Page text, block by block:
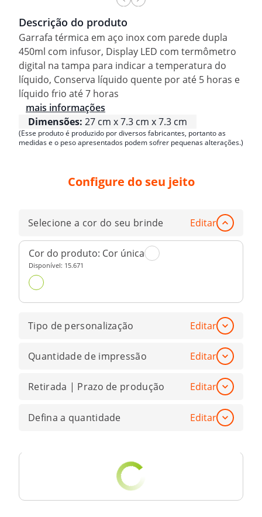
Descrição do produto
Garrafa térmica em aço inox com parede dupla
450ml com infusor, Display LED com termômetro
digital na tampa para indicar a temperatura do
líquido, Conserva líquido quente por até 5 horas e
líquido frio até 7 horas
mais informações
Dimensões: 27 cm x 7.3 cm x 7.3 cm
(Esse produto é produzido por diversos fabricantes, portanto as
medidas e o peso apresentados podem sofrer pequenas alterações.)
Configure do seu jeito
Selecione a cor do seu brinde Editar
Cor do produto: Cor única
Disponível: 15.671
Tipo de personalização Editar
Quantidade de impressão Editar
Retirada | Prazo de produção Editar
Defina a quantidade Editar